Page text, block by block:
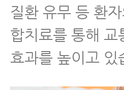
질환 유무 등 환
합치료를 통해 교
효과를 높이고 있